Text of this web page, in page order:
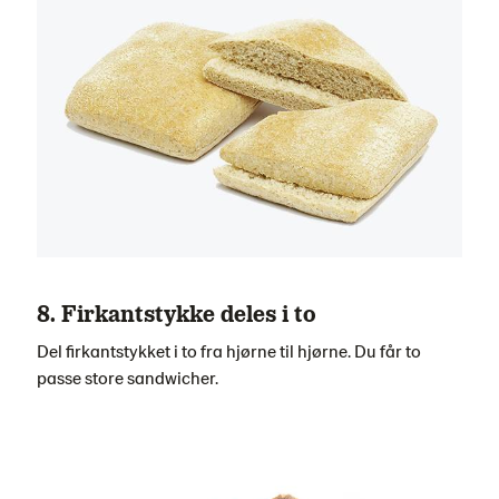
8. Firkantstykke deles i to
Del firkantstykket i to fra hjørne til hjørne. Du får to
passe store sandwicher.